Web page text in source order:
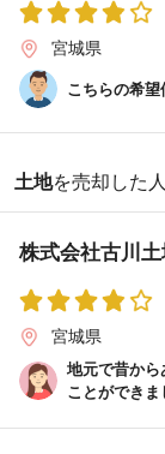
宮城県
こちらの希望
土地を売却した
株式会社古川
宮城県
地元で昔から
ことができま